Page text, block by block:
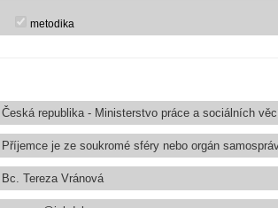
metodika
Česká republika - Ministerstvo práce a sociálních
Příjemce je ze soukromé sféry nebo orgán
Bc. Tereza Vránová